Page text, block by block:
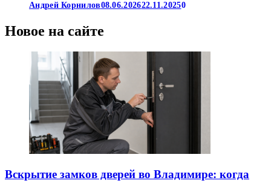
Андрей Корнилов08.06.202622.11.20250
Новое на сайте
Вскрытие замков дверей во Владимире: когда